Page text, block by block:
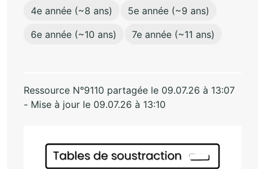
4e année (~8 ans)
5e année (~9 ans)
6e année (~10 ans)
7e année (~11 ans)
Ressource N°9110 partagée le 09.07.26 à 13:07
- Mise à jour le 09.07.26 à 13:10